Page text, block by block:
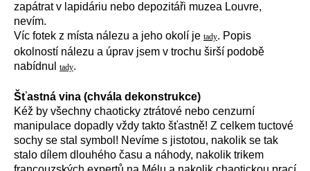
zapátrat v lapidáriu nebo depozitáři muzea Louvre,
nevím.
Víc fotek z místa nálezu a jeho okolí je tady. Popis
okolností nálezu a úprav jsem v trochu širší podobě
nabídnul
tady.
Šťastná vina (chvála dekonstrukce)
Kéž by všechny chaoticky ztrátové nebo cenzurní
manipulace dopadly vždy takto šťastně! Z celkem tuctové
sochy se stal symbol! Nevíme s jistotou, nakolik se tak
stalo dílem dlouhého času a náhody, nakolik trikem